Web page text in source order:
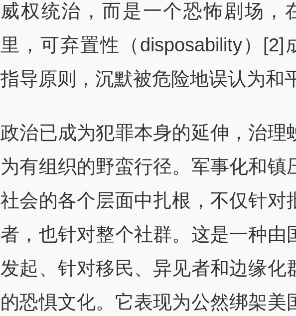
威权统治，而是一个恐怖剧场，
里，可弃置性（disposability）[2]
指导原则，沉默被危险地误认为和
政治已成为犯罪本身的延伸，治理
为有组织的野蛮行径。军事化和镇
社会的各个层面中扎根，不仅针对
者，也针对整个社群。这是一种由
发起、针对移民、异见者和边缘化
的恐惧文化。它表现为公然绑架美